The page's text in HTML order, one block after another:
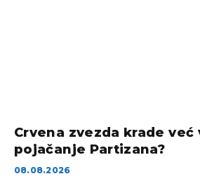
Crvena zvezda krade već
pojačanje Partizana?
08.08.2026